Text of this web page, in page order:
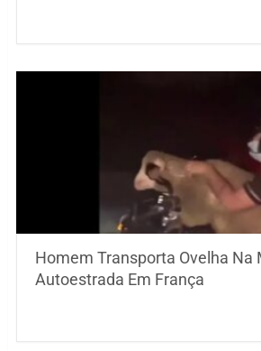
Homem Transporta Ovelha Na
Autoestrada Em França